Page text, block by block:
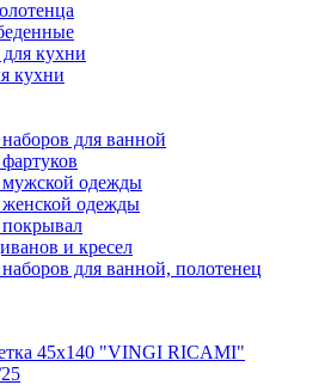
кухни
кухни
для ванной
мужской одежды
одежды
и кресел
для ванной, полотенец
45х140 "VINGI RICAMI"